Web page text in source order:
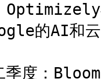
Optimizely
的AI和
度：